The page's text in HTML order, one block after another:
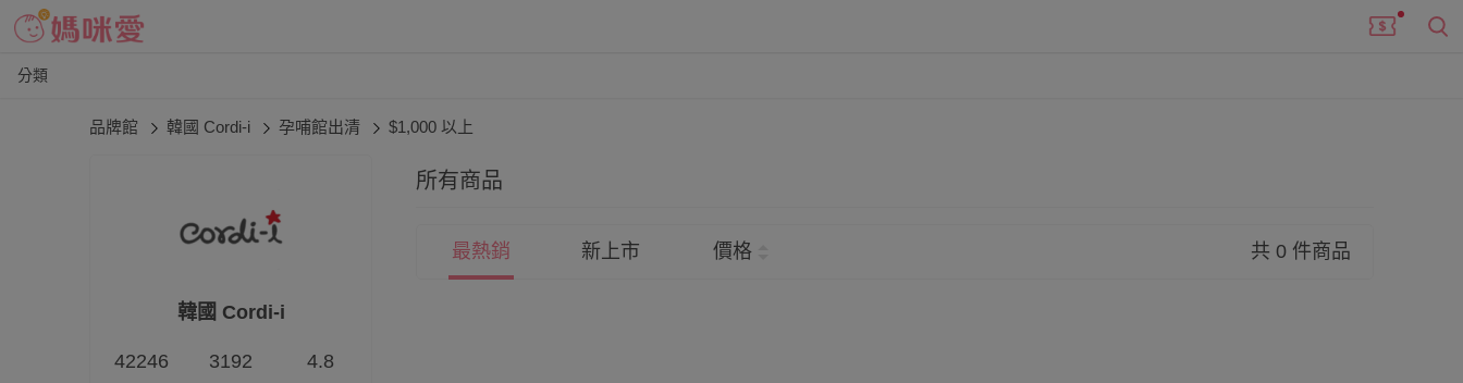
分類
品牌館 韓國 Cordi-i 孕哺館出清 $1,000 以上
韓國 Cordi-i
42246 3192 4.8
所有商品
最熱銷 新上市 價格 共 0 件商品